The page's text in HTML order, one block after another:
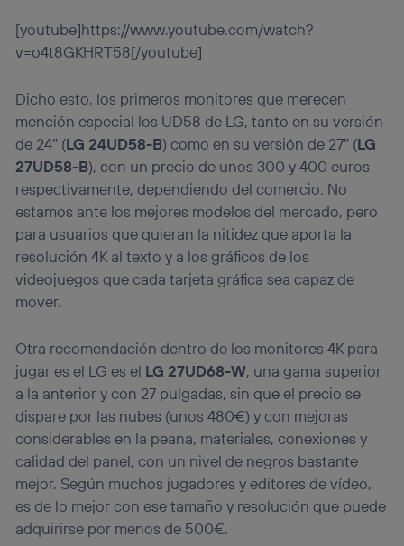
[youtube]https://www.youtube.com/watch?
v=o4t8GKHRT58[/youtube]
Dicho esto, los primeros monitores que merecen
mención especial los UD58 de LG, tanto en su versión
de 24″ (LG 24UD58-B) como en su versión de 27″ (LG
27UD58-B), con un precio de unos 300 y 400 euros
respectivamente, dependiendo del comercio. No
estamos ante los mejores modelos del mercado, pero
para usuarios que quieran la nitidez que aporta la
resolución 4K al texto y a los gráficos de los
videojuegos que cada tarjeta gráfica sea capaz de
mover.
Otra recomendación dentro de los monitores 4K para
jugar es el LG es el LG 27UD68-W, una gama superior
a la anterior y con 27 pulgadas, sin que el precio se
dispare por las nubes (unos 480€) y con mejoras
considerables en la peana, materiales, conexiones y
calidad del panel, con un nivel de negros bastante
mejor. Según muchos jugadores y editores de vídeo,
es de lo mejor con ese tamaño y resolución que puede
adquirirse por menos de 500€.